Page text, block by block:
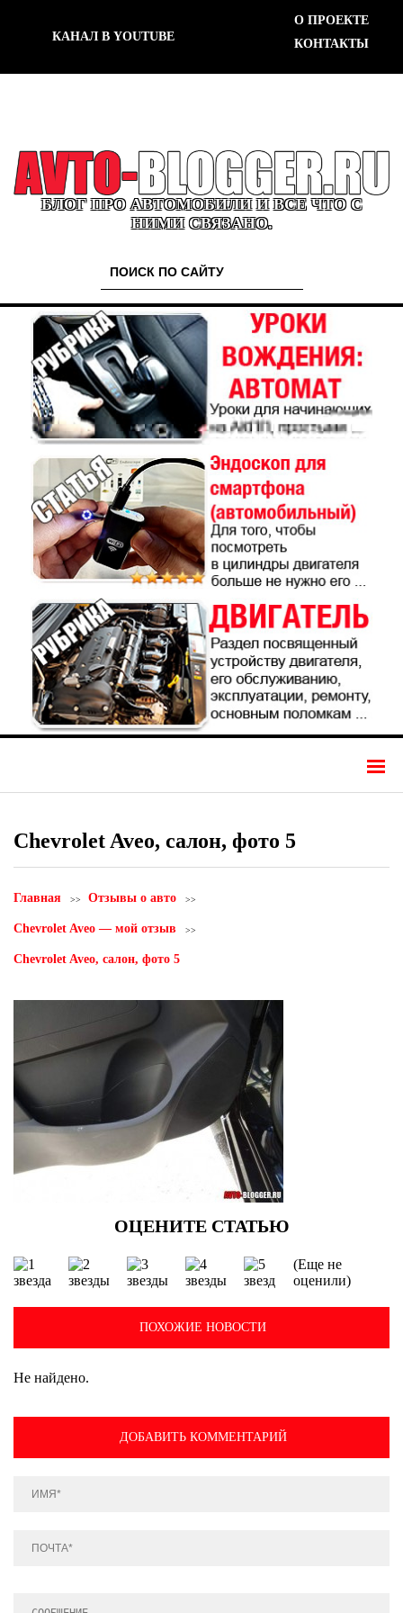
КАНАЛ В YOUTUBE
О ПРОЕКТЕ
КОНТАКТЫ
БЛОГ ПРО АВТОМОБИЛИ И ВСЕ ЧТО С
НИМИ СВЯЗАНО.
Сhevrolet Aveo, салон, фото 5
Главная Отзывы о авто
Сhevrolet Aveo — мой отзыв
Сhevrolet Aveo, салон, фото 5
(Еще не
оценили)
ПОХОЖИЕ НОВОСТИ
Не найдено.
ДОБАВИТЬ КОММЕНТАРИЙ